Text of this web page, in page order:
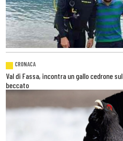
CRONACA
Val di Fassa, incontra un gallo cedrone
beccato